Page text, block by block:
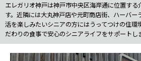
エレガリオ神戸は神戸市中央区海岸通に位置す
す。近隣には大丸神戸店や元町商店街、ハーバ
活を楽しみたいシニアの方にはうってつけの住環
だわりの食事で安心のシニアライフをサポートし